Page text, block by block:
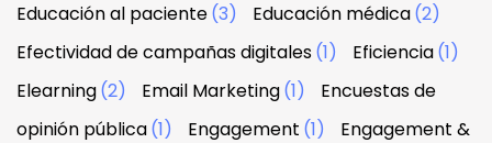
Educación al paciente(3) Educación médica(2)
Efectividad de campañas digitales(1) Eficiencia(1)
Elearning(2) Email Marketing(1)
Encuestas de
opinión pública(1) Engagement (1)
Engagement &